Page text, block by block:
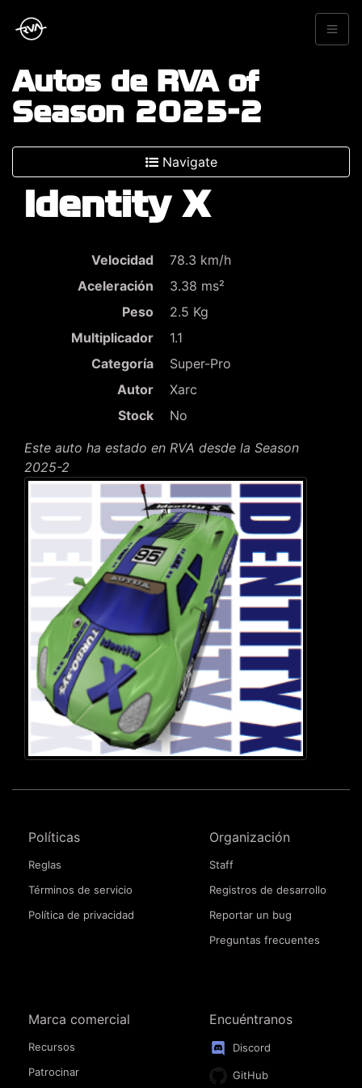
Autos de RVA of
Season 2025-2
Navigate
Identity X
Velocidad
78.3 km/h
Aceleración
3.38 ms²
Peso
2.5 Kg
Multiplicador
1.1
Categoría
Super-Pro
Autor
Xarc
Stock
No
Este auto ha estado en RVA desde la Season
2025-2
Políticas
Reglas
Términos de servicio
Política de privacidad
Organización
Staff
Registros de desarrollo
Reportar un bug
Preguntas frecuentes
Marca comercial
Recursos
Patrocinar
Encuéntranos
Discord
GitHub